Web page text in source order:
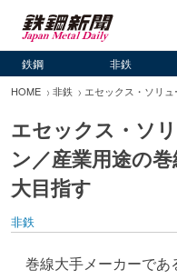
鉄鋼 非鉄
HOME 非鉄 エセックス・ソリ
エセックス・ソ
ン／産業用途の
大目指す
非鉄
巻線大手メーカーであ